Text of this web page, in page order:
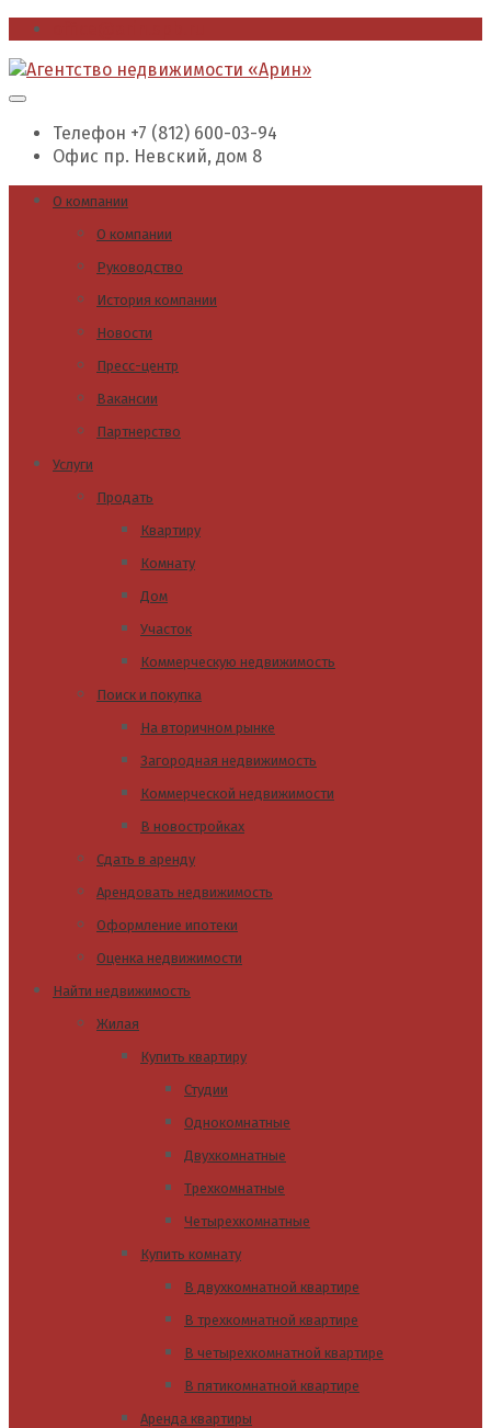
Телефон +7 (812) 600-03-94
Офис пр. Невский, дом 8
О компании
О компании
Руководство
История компании
Новости
Пресс-центр
Вакансии
Партнерство
Услуги
Продать
Квартиру
Комнату
Дом
Участок
Коммерческую недвижимость
Поиск и покупка
На вторичном рынке
Загородная недвижимость
Коммерческой недвижимости
В новостройках
Сдать в аренду
Арендовать недвижимость
Оформление ипотеки
Оценка недвижимости
Найти недвижимость
Жилая
Купить квартиру
Студии
Однокомнатные
Двухкомнатные
Трехкомнатные
Четырехкомнатные
Купить комнату
В двухкомнатной квартире
В трехкомнатной квартире
В четырехкомнатной квартире
В пятикомнатной квартире
Аренда квартиры